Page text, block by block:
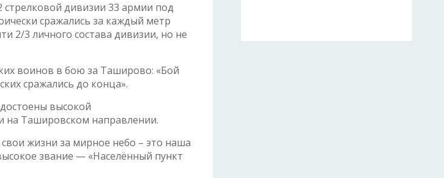
стрелковой дивизии 33 армии под
сражались за каждый метр
2/3 личного состава дивизии, но не
воинов в бою за Таширово: «Бой
сражались до конца».
высокой
на Ташировском направлении.
жизни за мирное небо – это наша
звание — «Населённый пункт